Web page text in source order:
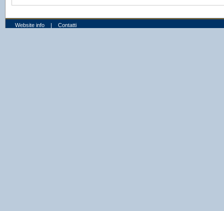
Website info | Contatti